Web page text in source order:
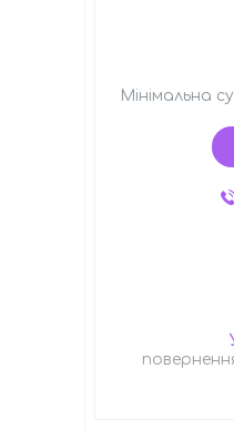
Мінімальна